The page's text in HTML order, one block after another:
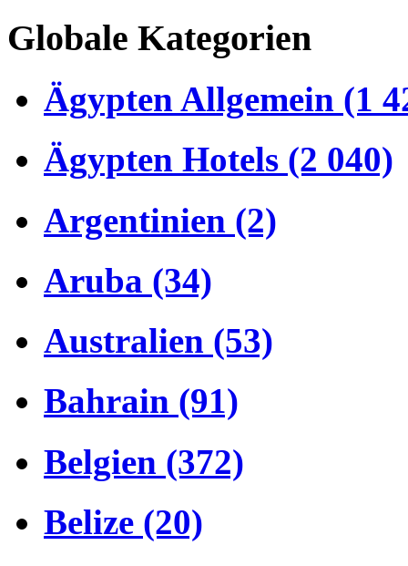
Globale Kategorien
Ägypten Allgemein (1
Ägypten Hotels (2 040)
Argentinien (2)
Aruba (34)
Australien (53)
Bahrain (91)
Belgien (372)
Belize (20)